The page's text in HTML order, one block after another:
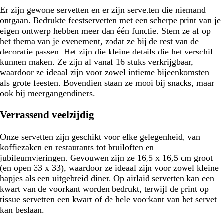
Er zijn gewone servetten en er zijn servetten die niemand
ontgaan. Bedrukte feestservetten met een scherpe print van je
eigen ontwerp hebben meer dan één functie. Stem ze af op
het thema van je evenement, zodat ze bij de rest van de
decoratie passen. Het zijn die kleine details die het verschil
kunnen maken. Ze zijn al vanaf 16 stuks verkrijgbaar,
waardoor ze ideaal zijn voor zowel intieme bijeenkomsten
als grote feesten. Bovendien staan ze mooi bij snacks, maar
ook bij meergangendiners.
Verrassend veelzijdig
Onze servetten zijn geschikt voor elke gelegenheid, van
koffiezaken en restaurants tot bruiloften en
jubileumvieringen. Gevouwen zijn ze 16,5 x 16,5 cm groot
(en open 33 x 33), waardoor ze ideaal zijn voor zowel kleine
hapjes als een uitgebreid diner. Op airlaid servetten kan een
kwart van de voorkant worden bedrukt, terwijl de print op
tissue servetten een kwart of de hele voorkant van het servet
kan beslaan.